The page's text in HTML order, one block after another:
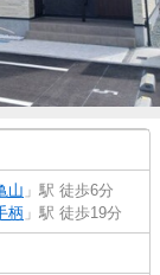
山 」駅 徒歩6分
柄 」駅 徒歩19分